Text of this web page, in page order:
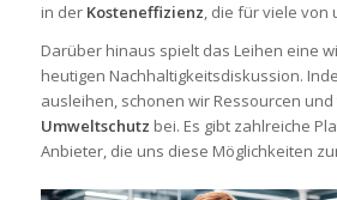
in der Kosteneffizienz, die für viele von
Darüber hinaus spielt das Leihen eine
heutigen Nachhaltigkeitsdiskussion.
ausleihen, schonen wir Ressourcen
Umweltschutz bei. Es gibt zahlreiche
Anbieter, die uns diese Möglichkeiten